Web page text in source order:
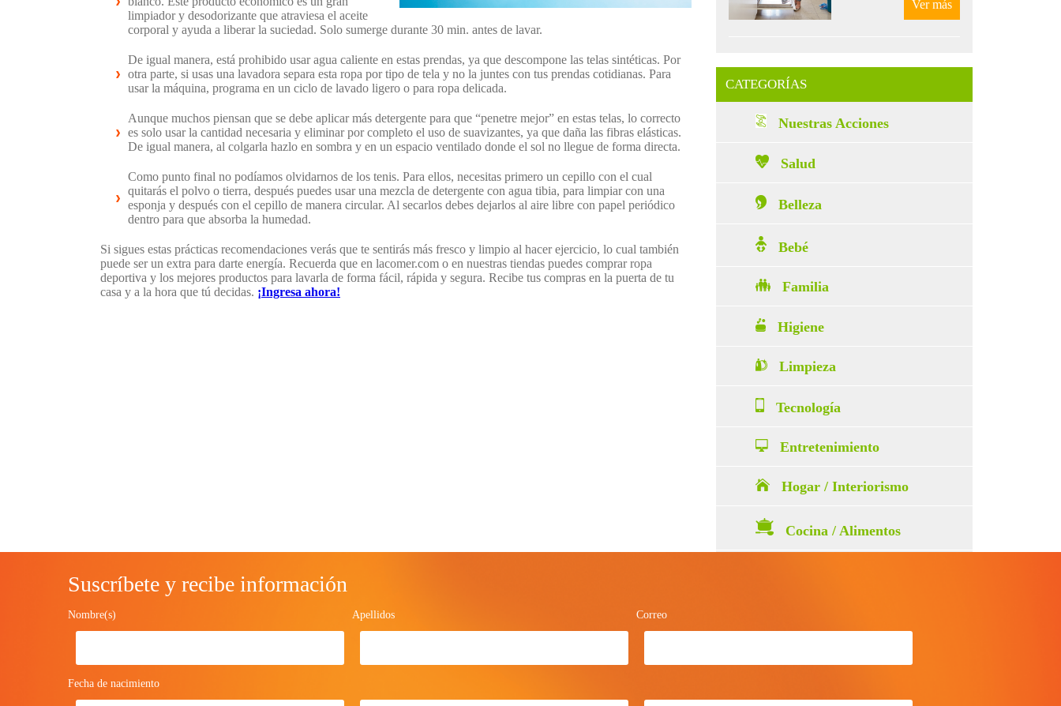
limpiador y desodorizante que atraviesa el aceite
corporal y ayuda a liberar la suciedad. Solo sumerge durante 30 min. antes de lavar.
De igual manera, está prohibido usar agua caliente en estas prendas, ya que descompone las telas sintéticas. Por
otra parte, si usas una lavadora separa esta ropa por tipo de tela y no la juntes con tus prendas cotidianas. Para
usar la máquina, programa en un ciclo de lavado ligero o para ropa delicada.
Aunque muchos piensan que se debe aplicar más detergente para que “penetre mejor” en estas telas, lo correcto
es solo usar la cantidad necesaria y eliminar por completo el uso de suavizantes, ya que daña las fibras elásticas.
De igual manera, al colgarla hazlo en sombra y en un espacio ventilado donde el sol no llegue de forma directa.
Como punto final no podíamos olvidarnos de los tenis. Para ellos, necesitas primero un cepillo con el cual
quitarás el polvo o tierra, después puedes usar una mezcla de detergente con agua tibia, para limpiar con una
esponja y después con el cepillo de manera circular. Al secarlos debes dejarlos al aire libre con papel periódico
dentro para que absorba la humedad.
Si sigues estas prácticas recomendaciones verás que te sentirás más fresco y limpio al hacer ejercicio, lo cual también
puede ser un extra para darte energía. Recuerda que en lacomer.com o en nuestras tiendas puedes comprar ropa
deportiva y los mejores productos para lavarla de forma fácil, rápida y segura. Recibe tus compras en la puerta de tu
casa y a la hora que tú decidas. ¡Ingresa ahora!
Ver más
CATEGORÍAS
Nuestras Acciones
Salud
Belleza
Bebé
Familia
Higiene
Limpieza
Tecnología
Entretenimiento
Hogar / Interiorismo
Cocina / Alimentos
Suscríbete y recibe información
Nombre(s) Apellidos Correo
Fecha de nacimiento